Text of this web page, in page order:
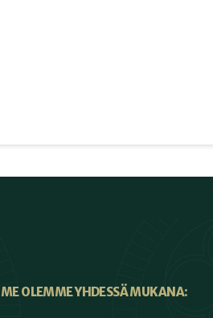
ME OLEMME YHDESSÄ MUKANA: